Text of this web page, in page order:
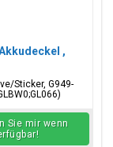
,
Sticker, G949-
Sie mir wenn